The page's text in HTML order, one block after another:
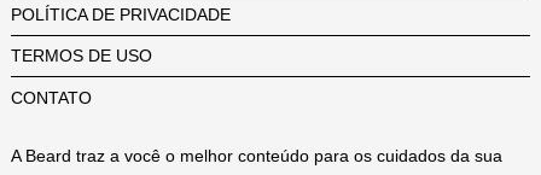
POLÍTICA DE PRIVACIDADE
TERMOS DE USO
CONTATO
A Beard traz a você o melhor conteúdo para os cuidados da sua